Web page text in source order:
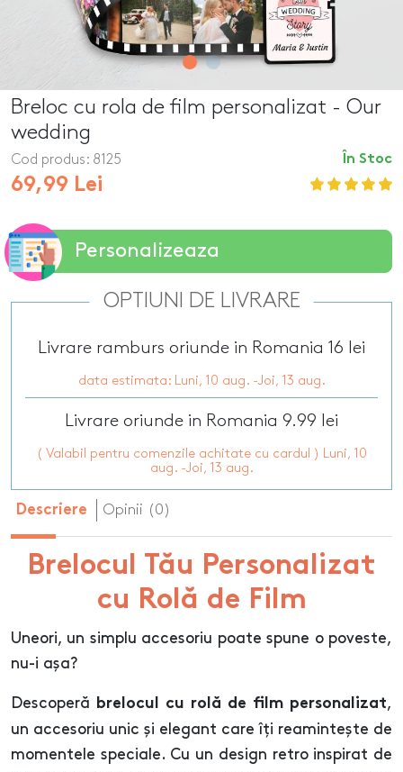
Breloc cu rola de film personalizat - Our
wedding
În Stoc
Cod produs: 8125
69,99 Lei
Personalizeaza
OPTIUNI DE LIVRARE
Livrare ramburs oriunde in Romania 16 lei
data estimata: Luni, 10 aug. -Joi, 13 aug.
Livrare oriunde in Romania 9.99 lei
( Valabil pentru comenzile achitate cu cardul ) Luni, 10
aug. -Joi, 13 aug.
Descriere Opinii (0)
Brelocul Tău Personalizat
cu Rolă de Film
Uneori, un simplu accesoriu poate spune o poveste,
nu-i așa?
Descoperă brelocul cu rolă de film personalizat,
un accesoriu unic și elegant care îți reamintește de
momentele speciale. Cu un design retro inspirat de